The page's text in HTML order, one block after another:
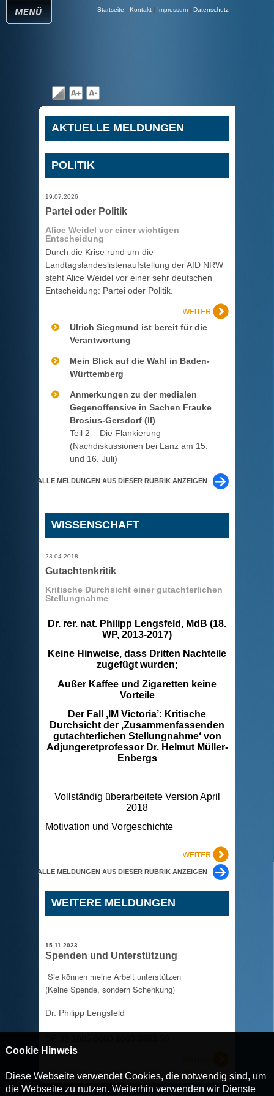
Cookie Hinweis
Diese Webseite verwendet Cookies, die notwendig sind, um
die Webseite zu nutzen. Weiterhin verwenden wir Dienste
Startseite | Kontakt | Impressum | Datenschutz
AKTUELLE MELDUNGEN
POLITIK
19.07.2026
Partei oder Politik
Alice Weidel vor einer wichtigen
Entscheidung
Durch die Krise rund um die
Landtagslandeslistenaufstellung der AfD NRW
steht Alice Weidel vor einer sehr deutschen
Entscheidung: Partei oder Politik.
Ulrich Siegmund ist bereit für die
Verantwortung
Mein Blick auf die Wahl in Baden-
Württemberg
Anmerkungen zu der medialen
Gegenoffensive in Sachen Frauke
Brosius-Gersdorf (II)
Teil 2 – Die Flankierung
(Nachdiskussionen bei Lanz am 15.
und 16. Juli)
ALLE MELDUNGEN AUS DIESER RUBRIK ANZEIGEN
WISSENSCHAFT
23.04.2018
Gutachtenkritik
Kritische Durchsicht einer gutachterlichen
Stellungnahme
Dr. rer. nat. Philipp Lengsfeld, MdB (18.
WP, 2013-2017)
Keine Hinweise, dass Dritten Nachteile
zugefügt wurden;
Außer Kaffee und Zigaretten keine
Vorteile
Der Fall ‚IM Victoria’: Kritische
Durchsicht der ‚Zusammenfassenden
gutachterlichen Stellungnahme‘ von
Adjungeretprofessor Dr. Helmut Müller-
Enbergs
Vollständig überarbeitete Version April
2018
Motivation und Vorgeschichte
ALLE MELDUNGEN AUS DIESER RUBRIK ANZEIGEN
WEITERE MELDUNGEN
15.11.2023
Spenden und Unterstützung
Sie können meine Arbeit unterstützen
(Keine Spende, sondern Schenkung)
Dr. Philipp Lengsfeld